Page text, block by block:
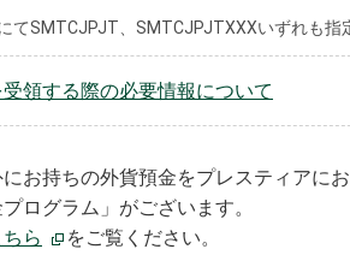
てSMTCJPJT、SMTCJPJTXXXいずれも
領する際の必要情報について
お持ちの外貨預金をプレスティアに
ログラム」がございます。
ちら をご覧ください。